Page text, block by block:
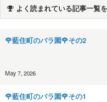
よく読まれている記事一覧
🌹藍住町のバラ園🌹その2
May 7, 2026
🌹藍住町のバラ園🌹その1